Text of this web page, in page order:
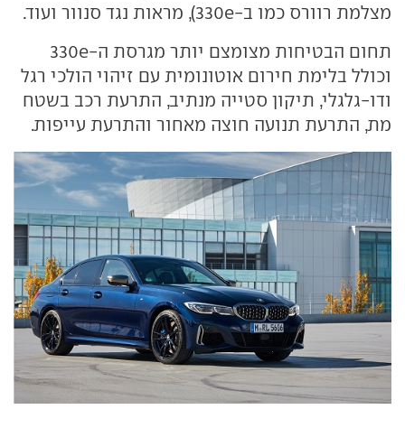
מצלמת רוורס כמו ב-330e), מראות נגד סנוור ועוד.
תחום הבטיחות מצומצם יותר מגרסת ה-330e
וכולל בלימת חירום אוטונומית עם זיהוי הולכי רגל
ודו-גלגלי, תיקון סטייה מנתיב, התרעת רכב בשטח
מת, התרעת תנועה חוצה מאחור והתרעת עייפות.